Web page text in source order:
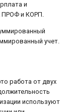
и
ПРОФ и КОРП.
учет.
работа от двух
используют